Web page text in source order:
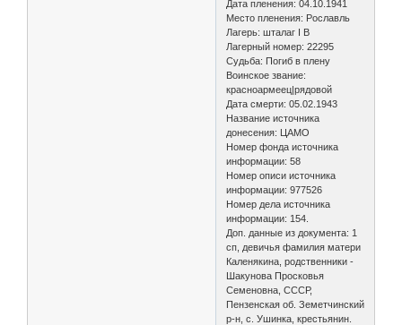
Дата пленения: 04.10.1941
Место пленения: Рославль
Лагерь: шталаг I B
Лагерный номер: 22295
Судьба: Погиб в плену
Воинское звание:
красноармеец|рядовой
Дата смерти: 05.02.1943
Название источника
донесения: ЦАМО
Номер фонда источника
информации: 58
Номер описи источника
информации: 977526
Номер дела источника
информации: 154.
Доп. данные из документа: 1
сп, девичья фамилия матери
Каленякина, родственники -
Шакунова Просковья
Семеновна, СССР,
Пензенская об. Земетчинский
р-н, с. Ушинка, крестьянин.